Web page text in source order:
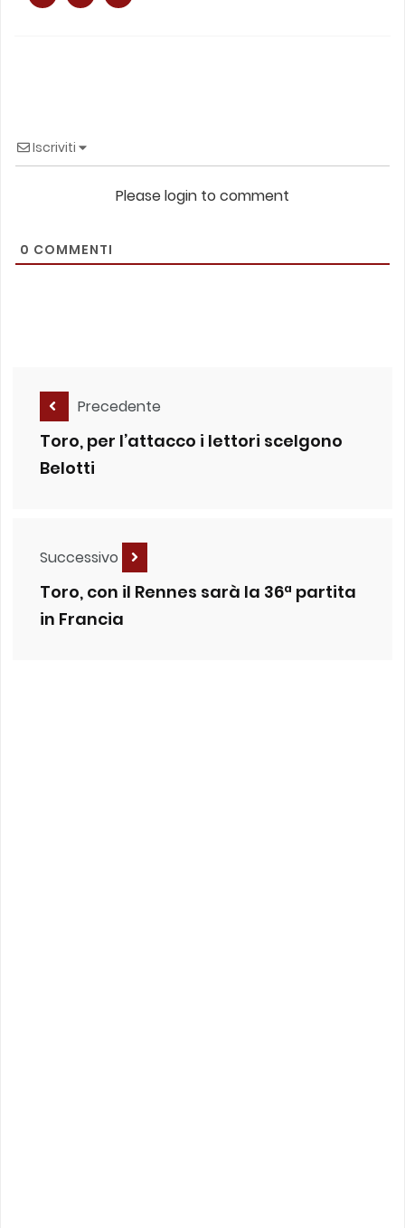
Iscriviti
Please login to comment
0 COMMENTI
Precedente
Toro, per l’attacco i lettori scelgono
Belotti
Successivo
Toro, con il Rennes sarà la 36ª partita
in Francia